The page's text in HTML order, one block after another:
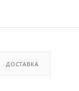
ДОСТАВКА